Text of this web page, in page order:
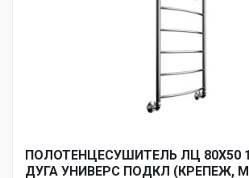
ПОЛОТЕНЦЕСУШИТЕЛЬ ЛЦ 80Х50
ДУГА УНИВЕРС ПОДКЛ (КРЕПЕЖ,